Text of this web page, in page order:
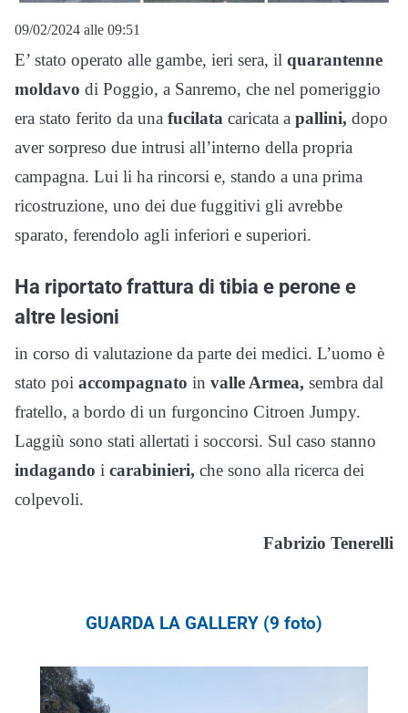
09/02/2024 alle 09:51
E’ stato operato alle gambe, ieri sera, il quarantenne
moldavo di Poggio, a Sanremo, che nel pomeriggio
era stato ferito da una fucilata caricata a pallini, dopo
aver sorpreso due intrusi all’interno della propria
campagna. Lui li ha rincorsi e, stando a una prima
ricostruzione, uno dei due fuggitivi gli avrebbe
sparato, ferendolo agli inferiori e superiori.
Ha riportato frattura di tibia e perone e
altre lesioni
in corso di valutazione da parte dei medici. L’uomo è
stato poi accompagnato in valle Armea, sembra dal
fratello, a bordo di un furgoncino Citroen Jumpy.
Laggiù sono stati allertati i soccorsi. Sul caso stanno
indagando i carabinieri, che sono alla ricerca dei
colpevoli.
Fabrizio Tenerelli
GUARDA LA GALLERY (9 foto)